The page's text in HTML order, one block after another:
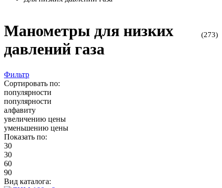
Манометры для низких
давлений газа
(273)
Фильтр
Сортировать по:
популярности
популярности
алфавиту
увеличению цены
уменьшению цены
Показать по:
30
30
60
90
Вид каталога: